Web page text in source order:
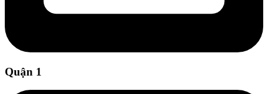
Quận 1